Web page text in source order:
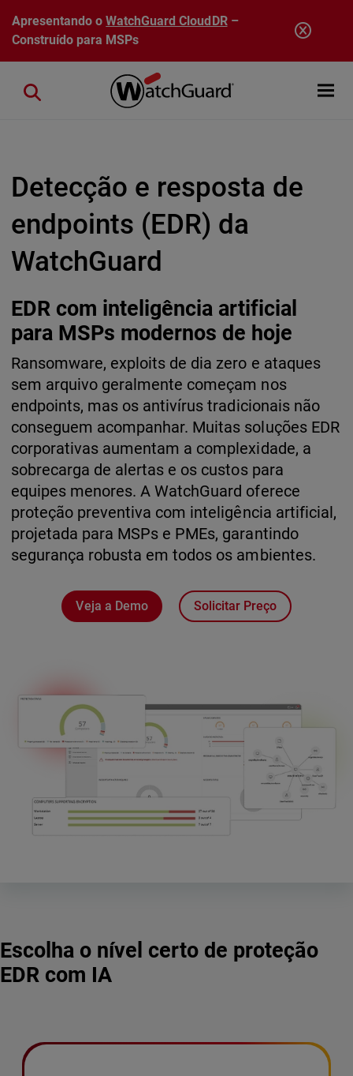
Pular para o conteúdo principal
Apresentando oWatchGuard CloudDR–
Construído para MSPs
Open
Close search
Detecção e resposta de
endpoints (EDR) da
WatchGuard
EDR com inteligência artificial
para MSPs modernos de hoje
Ransomware, exploits de dia zero e ataques
sem arquivo geralmente começam nos
endpoints, mas os antivírus tradicionais não
conseguem acompanhar. Muitas soluções EDR
corporativas aumentam a complexidade, a
sobrecarga de alertas e os custos para
equipes menores. A WatchGuard oferece
proteção preventiva com inteligência artificial,
projetada para MSPs e PMEs, garantindo
segurança robusta em todos os ambientes.
Veja a Demo Solicitar Preço
Escolha o nível certo de proteção
EDR com IA